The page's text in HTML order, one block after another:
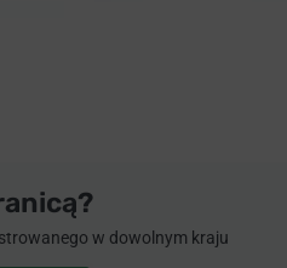
w dowolnym kraju